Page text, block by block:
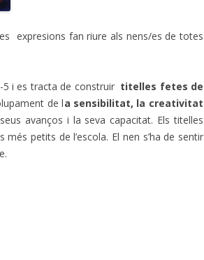
expresions fan riure als nens/es de totes
5 i es tracta de construir titelles fetes de
de la sensibilitat, la creativitat
avanços i la seva capacitat. Els titelles
petits de l’escola. El nen s’ha de sentir